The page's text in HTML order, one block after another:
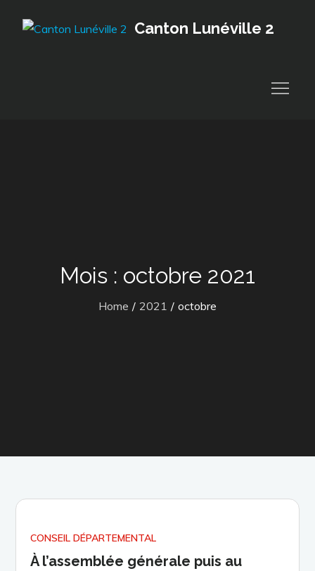
Canton Lunéville 2
Mois : octobre 2021
Home 2021 octobre
CONSEIL DÉPARTEMENTAL
À l’assemblée générale puis au